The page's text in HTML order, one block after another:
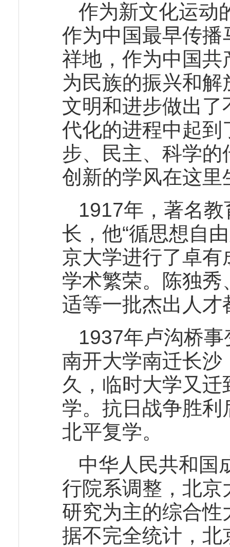
作为新文化运动
作为中国最早传
祥地，作为中国
为民族的振兴和
文明和进步做出
代化的进程中起
步、民主、科学
创新的学风在这
1917年，著名
长，他“循思想自
京大学进行了卓
学术繁荣。陈独
适等一批杰出人
1937年卢沟桥
南开大学南迁长
久，临时大学又
学。抗日战争胜
北平复学。
中华人民共和国
行院系调整，北
研究为主的综合
据不完全统计，